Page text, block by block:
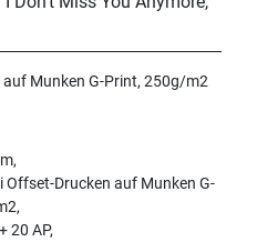
Munken G-Print, 250g/m2
Offset-Drucken auf Munken G-
20 AP,